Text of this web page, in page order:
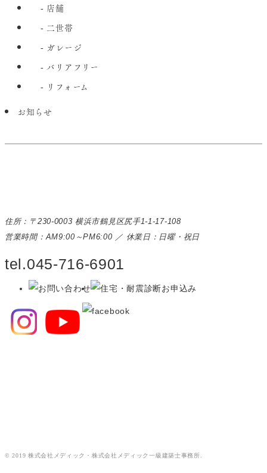
店舗
二世帯
ガレージ
バリアフリー
リフォーム
お知らせ
住所：〒230-0003 横浜市鶴見区尻手1-1-17-108
営業時間：AM9:00～PM6:00 ／ 休業日：日曜・祝日
tel.045-716-6901
© 2019 株式会社メディック・株式会社メディック一級建築士事務所.